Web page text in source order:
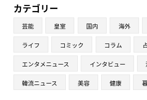
カテゴリー
芸能 皇室 国内 海外
ライフ コミック コラム
エンタメニュース インタビュー
韓流ニュース 美容 健康